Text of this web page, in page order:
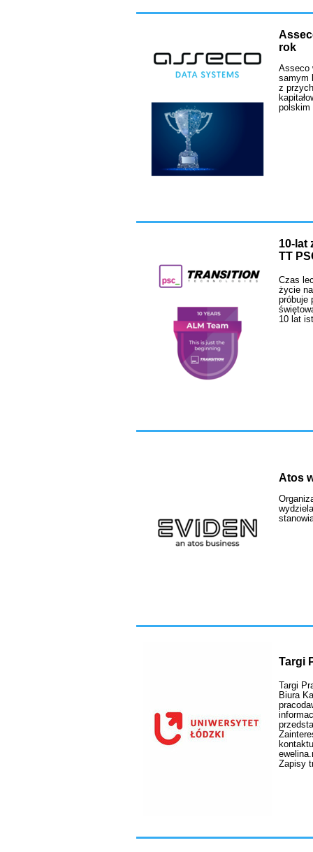
rok
Asseco
samym
z
polskim
10-lat
TT
Czas
życie
próbuje
10 lat
Atos
Targi
Targi
Biura
Zapisy